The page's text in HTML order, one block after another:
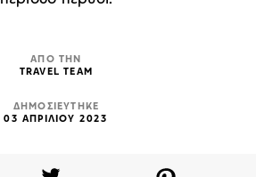
ΑΠΟ ΤΗΝ
TRAVEL TEAM
ΔΗΜΟΣΙΕΥΤΗΚΕ
03 ΑΠΡΙΛΙΟΥ 2023